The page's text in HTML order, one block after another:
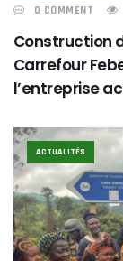
0 COMMENT
Construction
Carrefour
l’entreprise
ACTUALITÉS